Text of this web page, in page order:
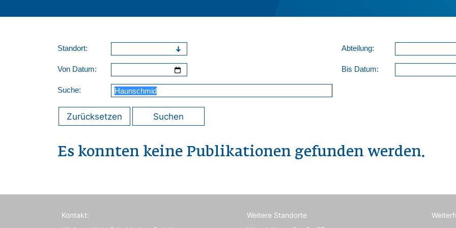
Standort: Abteilung:
Von Datum: Bis Datum:
Suche:
Zurücksetzen Suchen
Es konnten keine Publikationen gefunden werden.
Kontakt:
Weitere Standorte